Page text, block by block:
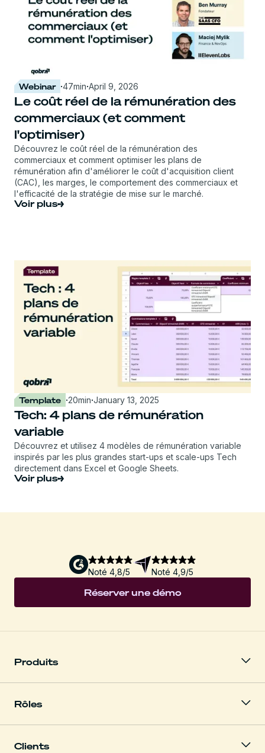
Webinar ·47min·April 9, 2026
Le coût réel de la rémunération des
commerciaux (et comment
l'optimiser)
Découvrez le coût réel de la rémunération des
commerciaux et comment optimiser les plans de
rémunération afin d'améliorer le coût d'acquisition client
(CAC), les marges, le comportement des commerciaux et
l'efficacité de la stratégie de mise sur le marché.
Voir plus
Template ·20min·January 13, 2025
Tech: 4 plans de rémunération
variable
Découvrez et utilisez 4 modèles de rémunération variable
inspirés par les plus grandes start-ups et scale-ups Tech
directement dans Excel et Google Sheets.
Voir plus
Noté 4,8/5 Noté 4,9/5
Réserver une démo
Produits
Rôles
Clients